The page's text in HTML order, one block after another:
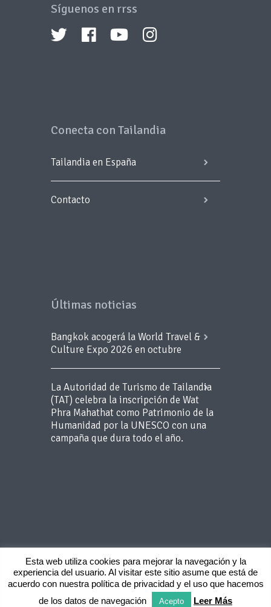
Síguenos en rrss
Conecta con Tailandia
Tailandia en España
Contacto
Últimas noticias
Bangkok acogerá la World Travel &
Culture Expo 2026 en octubre
La Autoridad de Turismo de Tailandia
(TAT) celebra la inscripción de Wat
Phra Mahathat como Patrimonio de la
Humanidad por la UNESCO con una
campaña que dura todo el año.
Copyright 2015 BLUEROOM - Todos los
derechos reservados -Aviso Legal -Politica
de privacidad
Esta web utiliza cookies para mejorar la navegación y la
experiencia del usuario. Al visitar este sitio asume que está de
acuerdo con nuestra política de privacidad y el uso que hacemos
de los datos de navegación
Acepto Leer Más